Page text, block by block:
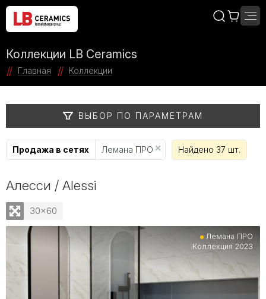
Коллекции LB Ceramics
Главная Коллекции
ВЫБОР ПО ПАРАМЕТРАМ
Продажа в сетях Лемана ПРО Найдено 37 шт.
Алесси / Alessi
30x60
Лемана ПРО
Коллекция 2023